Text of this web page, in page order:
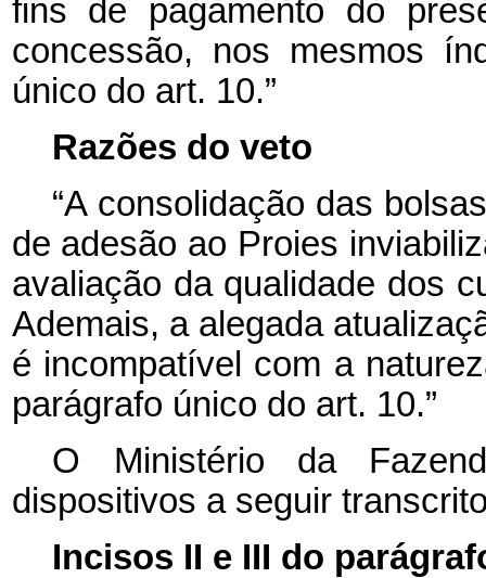
fins de pagamento do
concessão, nos mesmos
único do art. 10.”
Razões do veto
“A consolidação das
de adesão ao Proies
avaliação da qualidade dos
Ademais, a alegada
é incompatível com a
parágrafo único do art. 10.”
O Ministério da
dispositivos a seguir
Incisos II e III do